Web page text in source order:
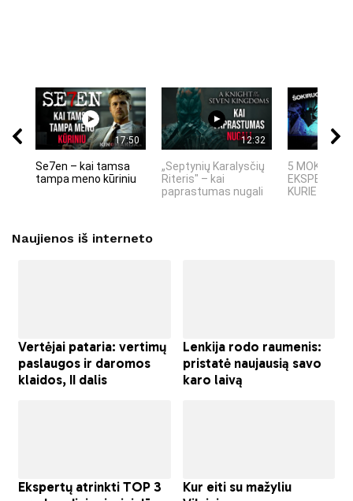
17:50
Se7en – kai tamsa
tampa meno kūriniu
12:32
„Septynių Karalysčių
Riteris" – kai
paprastumas nugali
5 MOKSLINIAI
KURIE
Naujienos iš interneto